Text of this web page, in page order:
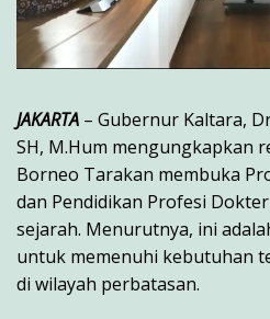
JAKARTA – Gubernur Kaltara,
SH, M.Hum mengungkapkan
Borneo Tarakan membuka
dan Pendidikan Profesi
sejarah. Menurutnya, ini
untuk memenuhi kebutuhan
di wilayah perbatasan.